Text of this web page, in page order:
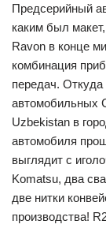
Предсерийный
каким был
Ravon в конце
комбинация
передач.
автомобильных
Uzbekistan в
автомобиля
выглядит с
Komatsu, два
две нитки
производства!